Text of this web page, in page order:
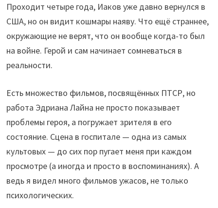
Проходит четыре года, Иаков уже давно вернулся в
США, но он видит кошмары наяву. Что ещё страннее,
окружающие не верят, что он вообще когда-то был
на войне. Герой и сам начинает сомневаться в
реальности.
Есть множество фильмов, посвящённых ПТСР, но
работа Эдриана Лайна не просто показывает
проблемы героя, а погружает зрителя в его
состояние. Сцена в госпитале — одна из самых
культовых — до сих пор пугает меня при каждом
просмотре (а иногда и просто в воспоминаниях). А
ведь я видел много фильмов ужасов, не только
психологических.